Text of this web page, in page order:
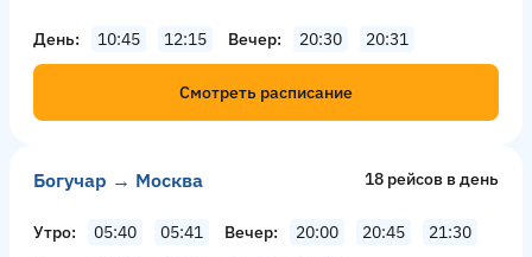
День 10:45 12:15 Вечер 20:30 20:31
Смотреть расписание
Богучар → Москва 18 рейсов в день
Утро 05:40 05:41 Вечер 20:00 20:45
21:30